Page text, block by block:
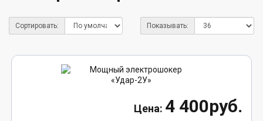
Сортировать: Показывать:
4 400руб.